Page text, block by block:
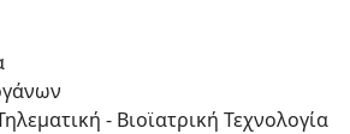
- Βιοϊατρική Τεχνολογία